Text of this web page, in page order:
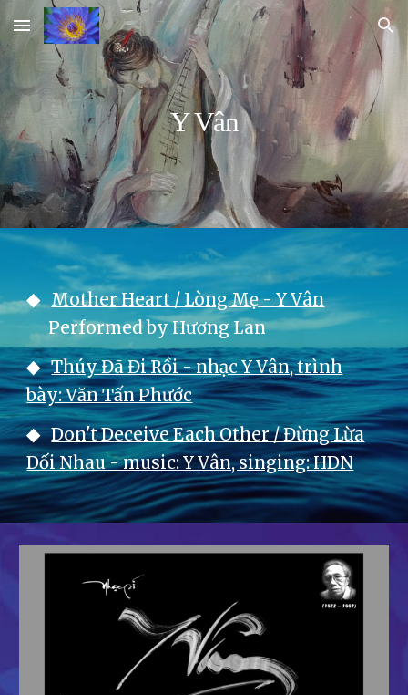
Skip to main content Skip to navigation
Y Vân
◆ Mother Heart / Lòng Mẹ - Y Vân
Performed by Hương Lan
◆ Thúy Đã Đi Rồi - nhạc Y Vân, trình
bày: Văn Tấn Phước
◆ Don't Deceive Each Other / Đừng Lừa
Dối Nhau - music: Y Vân, singing: HDN